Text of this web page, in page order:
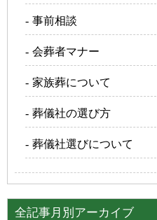
事前相談
会葬者マナー
家族葬について
葬儀社の選び方
葬儀社選びについて
全記事月別アーカイブ